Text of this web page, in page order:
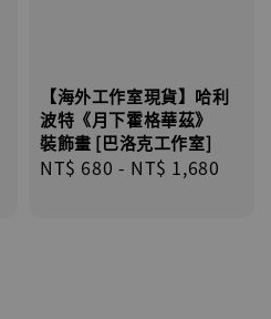
【海外工作室現貨】哈利
波特《月下霍格華茲》
裝飾畫 [巴洛克工作室]
Regular
NT$ 680 - NT$ 1,680